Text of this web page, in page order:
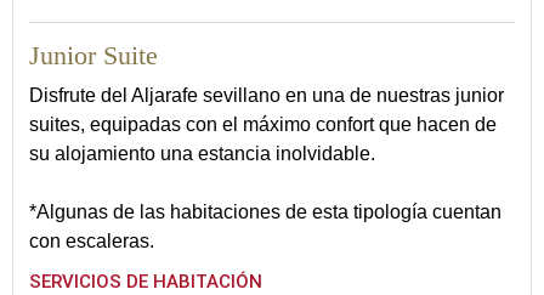
Junior Suite
Disfrute del Aljarafe sevillano en una de nuestras junior
suites, equipadas con el máximo confort que hacen de
su alojamiento una estancia inolvidable.
*Algunas de las habitaciones de esta tipología cuentan
con escaleras.
SERVICIOS DE HABITACIÓN